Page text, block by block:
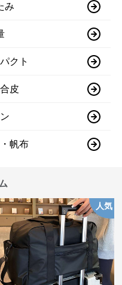
み
クト
皮
帆布
人気